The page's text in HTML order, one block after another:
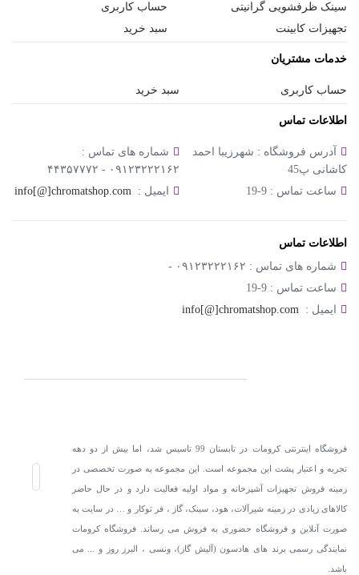
سینک ظرفشویی گرانیتی
تجهیزات کابینت
حساب کاربری
سبد خرید
خدمات مشتریان
حساب کاربری سبد خرید
اطلاعات تماس
آدرس فروشگاه : شهرزیبا احمد
کاشانی پ45
شماره های تماس :
۰۹۱۲۳۲۲۲۱۶۲ - ۴۴۳۵۷۷۷۲
ساعت تماس :
ایمیل :
اطلاعات تماس
شماره های تماس :
ساعت تماس :
ایمیل :
فروشگاه اینترنتی کرومات در تابستان 99 تاسیس شد، اما بیش از دو دهه
تجربه و اعتبار پشت این مجموعه است. این مجموعه به صورت تخصصی در
زمینه فروش تجهیزات آشپزخانه و مواد اولیه فعالیت دارد و در حال حاضر
کالاهای زیادی در زمینه شیرآلات، هود، سینک، گاز ، فر توکار و … در سایت به
صورت آنلاین و فروشگاه حضوری به فروش می رساند. فروشگاه کرومات
نمایندگی رسمی برند های هادسون (آلیش گاز)، ونسی ، البرز روز و ... می
باشد.